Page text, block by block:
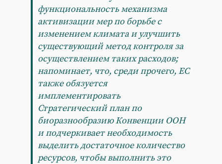
функциональность механизма
активизации мер по борьбе с
изменением климата и улучшить
существующий метод контроля за
осуществлением таких расходов;
напоминает, что, среди прочего, ЕС
также обязуется
имплементировать
Стратегический план по
биоразнообразию Конвенции ООН
и подчеркивает необходимость
выделить достаточное количество
ресурсов, чтобы выполнить это